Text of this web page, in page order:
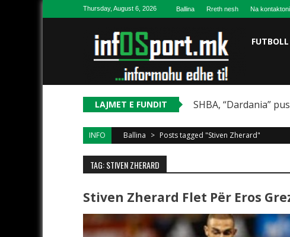
Skip to contentThursday, August 6, 2026 Ballina Rreth nesh Na kontaktoni
FUTBOLL
LAJMET E FUNDIT SHBA, “Dardania”
INFO Ballina > Posts tagged "Stiven Zherard"
TAG: STIVEN ZHERARD
Stiven Zherard Flet Për Eros